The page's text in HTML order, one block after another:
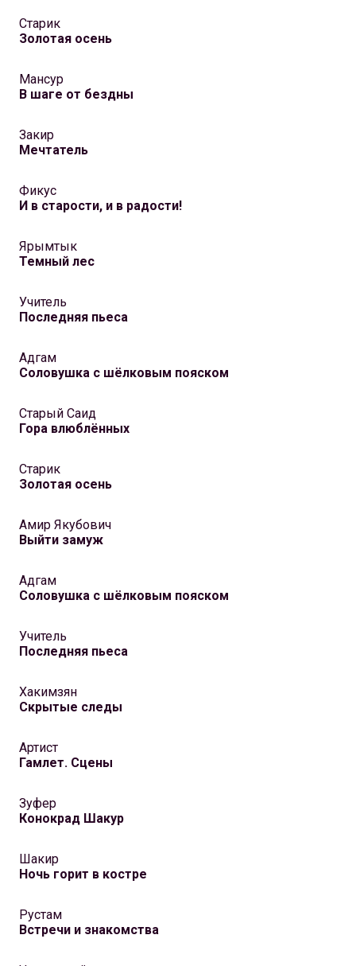
Старик
Золотая осень
Мансур
В шаге от бездны
Закир
Мечтатель
Фикус
И в cтарости, и в радости!
Ярымтык
Темный лес
Учитель
Последняя пьеса
Адгам
Соловушка с шёлковым пояском
Старый Саид
Гора влюблённых
Старик
Золотая осень
Амир Якубович
Выйти замуж
Адгам
Соловушка с шёлковым пояском
Учитель
Последняя пьеса
Хакимзян
Скрытые следы
Артист
Гамлет. Сцены
Зуфер
Конокрад Шакур
Шакир
Ночь горит в костре
Рустам
Встречи и знакомства